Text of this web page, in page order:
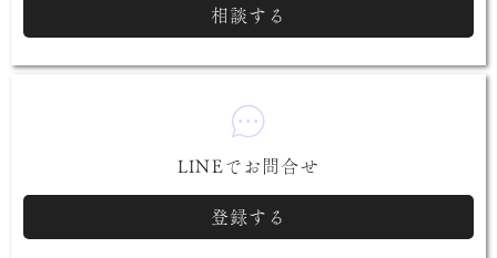
相談する
LINEでお問合せ
登録する